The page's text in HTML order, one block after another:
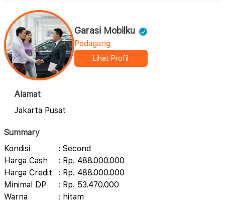
Garasi Mobilku
Pedagang
Lihat Profil
Alamat
Jakarta Pusat
Summary
Kondisi
: Second
Harga Cash
: Rp. 488.000.000
Harga Credit
: Rp. 488.000.000
Minimal DP
: Rp. 53.470.000
Warna
: hitam